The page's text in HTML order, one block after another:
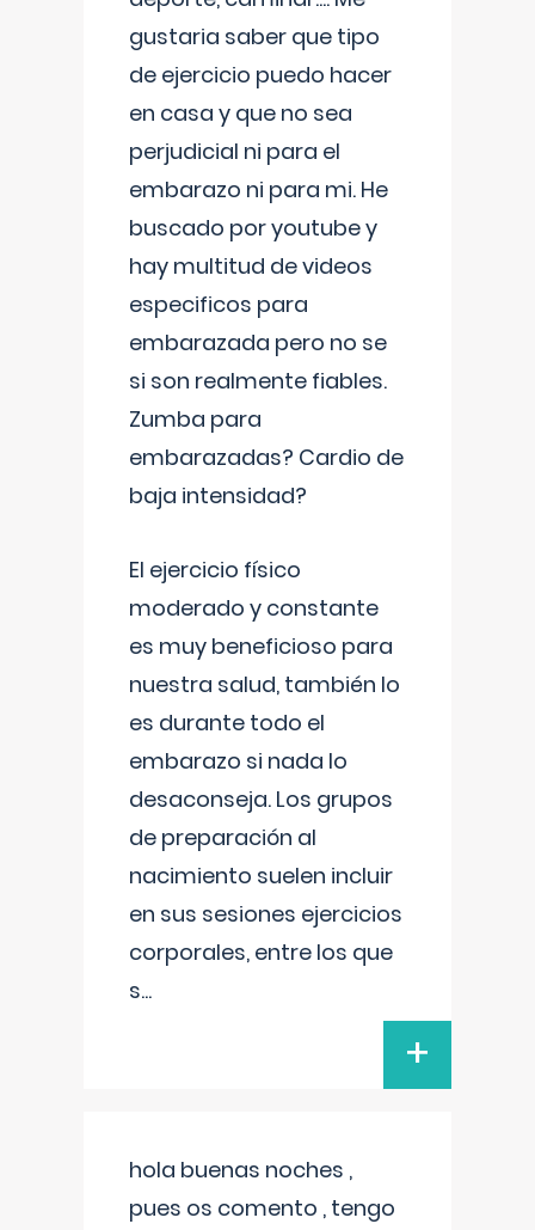
gustaria saber que tipo
de ejercicio puedo hacer
en casa y que no sea
perjudicial ni para el
embarazo ni para mi. He
buscado por youtube y
hay multitud de videos
especificos para
embarazada pero no se
si son realmente fiables.
Zumba para
embarazadas? Cardio de
baja intensidad?
El ejercicio físico
moderado y constante
es muy beneficioso para
nuestra salud, también lo
es durante todo el
embarazo si nada lo
desaconseja. Los grupos
de preparación al
nacimiento suelen incluir
en sus sesiones ejercicios
corporales, entre los que
s...
+
hola buenas noches ,
pues os comento , tengo